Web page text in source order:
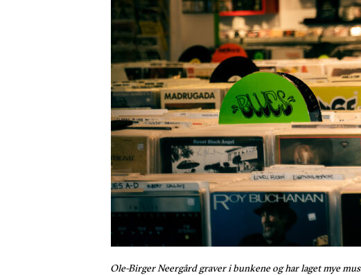
Ole-Birger Neergård graver i bunkene og har laget mye